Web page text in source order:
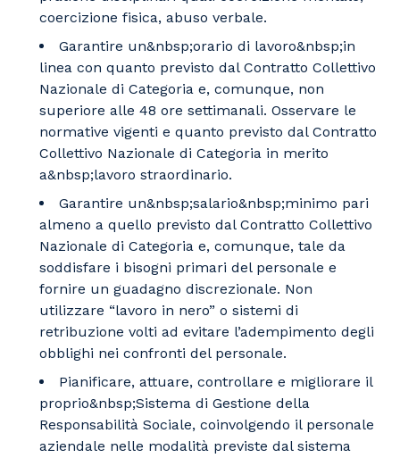
coercizione fisica, abuso verbale.
Garantire un&nbsp;orario di lavoro&nbsp;in
linea con quanto previsto dal Contratto Collettivo
Nazionale di Categoria e, comunque, non
superiore alle 48 ore settimanali. Osservare le
normative vigenti e quanto previsto dal Contratto
Collettivo Nazionale di Categoria in merito
a&nbsp;lavoro straordinario.
Garantire un&nbsp;salario&nbsp;minimo pari
almeno a quello previsto dal Contratto Collettivo
Nazionale di Categoria e, comunque, tale da
soddisfare i bisogni primari del personale e
fornire un guadagno discrezionale. Non
utilizzare “lavoro in nero” o sistemi di
retribuzione volti ad evitare l’adempimento degli
obblighi nei confronti del personale.
Pianificare, attuare, controllare e migliorare il
proprio&nbsp;Sistema di Gestione della
Responsabilità Sociale, coinvolgendo il personale
aziendale nelle modalità previste dal sistema